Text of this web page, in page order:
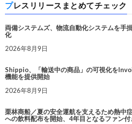
プレスリリースまとめてチェック
両備システムズ、物流自動化システムを手
化
2026年8月9日
Shippio、「輸送中の商品」の可視化を
機能を提供開始
2026年8月9日
栗林商船／夏の安全運航を支えるため熱中
への飲料配布を開始、4年目となるファン